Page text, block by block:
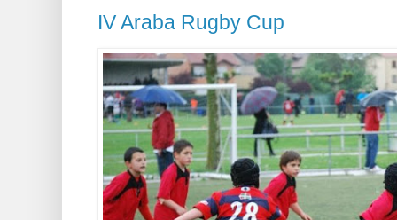
IV Araba Rugby Cup